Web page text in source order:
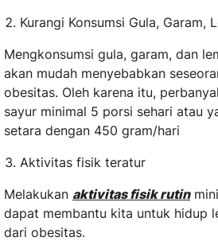
Kurangi Konsumsi Gula, Garam,
Mengkonsumsi gula, garam, dan
akan mudah menyebabkan
obesitas. Oleh karena itu,
sayur minimal 5 porsi sehari atau
setara dengan 450 gram/hari
Aktivitas fisik teratur
Melakukan aktivitas fisik rutin
dapat membantu kita untuk hidup
dari obesitas.